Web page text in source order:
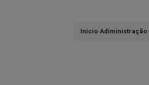
Início›Adiministração›